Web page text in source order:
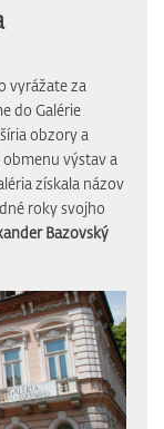
vyrážate za
do Galérie
obzory a
výstav a
získala názov
roky svojho
Bazovský